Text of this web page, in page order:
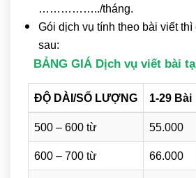
……………../tháng.
Gói dịch vụ tính theo bài viết
sau:
BẢNG GIÁ Dịch vụ viết bài
ĐỘ DÀI/SỐ LƯỢNG 1-29 Bài
500 – 600 từ 55.000
600 – 700 từ 66.000